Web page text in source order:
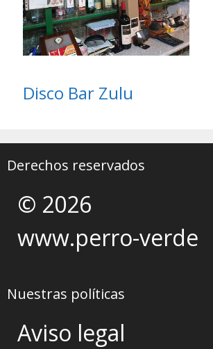
Disco Bar Zulu
Derechos reservados
© 2026
www.perro-verde
Nuestras políticas
Aviso legal